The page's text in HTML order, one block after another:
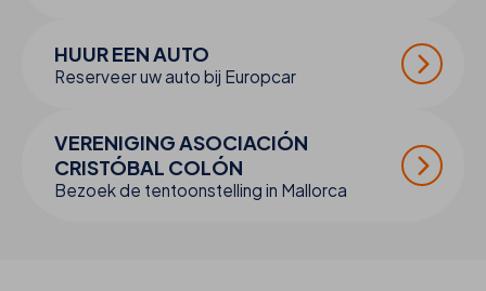
HUUR EEN AUTO
Reserveer uw auto bij Europcar
VERENIGING ASOCIACIÓN
CRISTÓBAL COLÓN
Bezoek de tentoonstelling in Mallorca